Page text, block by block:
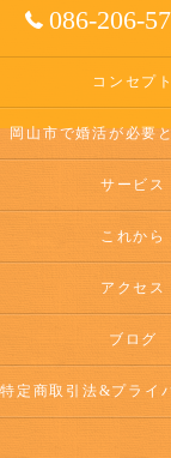
086-206-
コンセプト
岡山市で婚活が必要
サービス
これから
アクセス
ブログ